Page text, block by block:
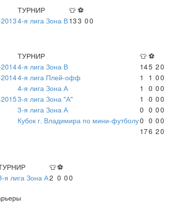
ТУРНИР 👕 ⚽
4-я лига Зона В133 00
ТУРНИР 👕 ⚽
4-я лига Зона В 145 20
4-я лига Плей-офф 1 1 00
4-я лига Зона А 1 0 00
3-я лига Зона "А" 1 0 00
3-я лига Зона А 0 0 00
Кубок г. Владимира по мини-футболу0 0 00
176 20
👕⚽
я лига Зона А2 0 00